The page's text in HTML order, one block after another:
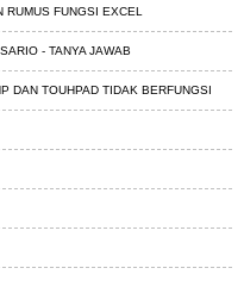
FUNGSI EXCEL
- TANYA JAWAB
DAN TOUHPAD TIDAK BERFUNGSI